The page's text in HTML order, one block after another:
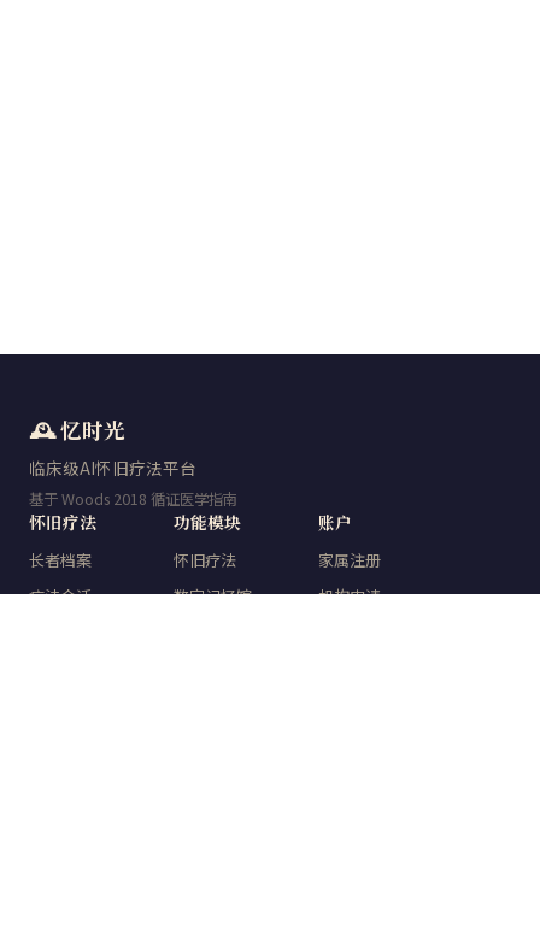
🕰️ 忆时光
临床级AI怀旧疗法平台
基于 Woods 2018 循证医学指南
怀旧疗法
长者档案
疗法会话
功能模块
怀旧疗法
数字记忆馆
账户
家属注册
机构申请